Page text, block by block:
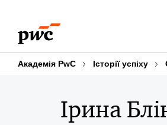
content
footer
Академія PwC Історії успіху
Ірина